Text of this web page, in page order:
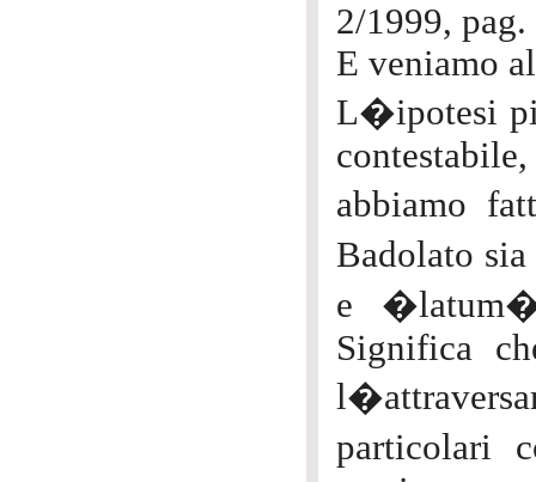
2/1999,
E veniamo
L�ipotesi
abbiamo
Badolato
e
Significa
particolari